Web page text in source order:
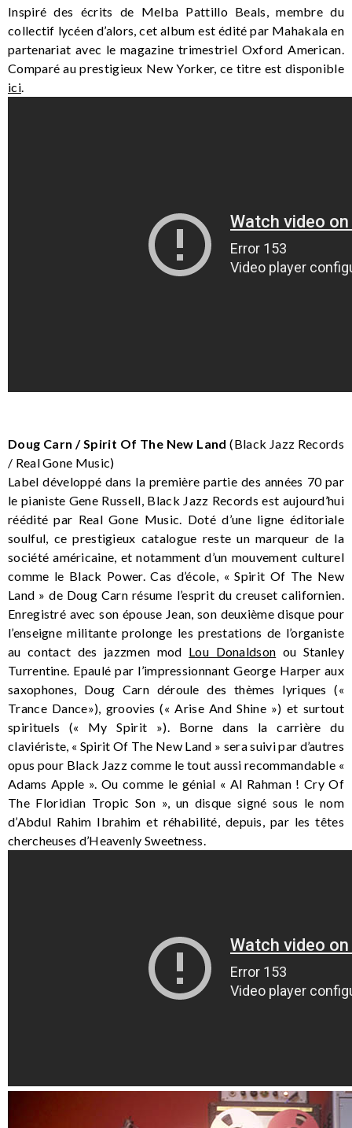
Inspiré des écrits de Melba Pattillo Beals, membre du
collectif lycéen d’alors, cet album est édité par Mahakala en
partenariat avec le magazine trimestriel Oxford American.
Comparé au prestigieux New Yorker, ce titre est disponible
ici.
Doug Carn / Spirit Of The New Land (Black Jazz Records
/ Real Gone Music)
Label développé dans la première partie des années 70 par
le pianiste Gene Russell, Black Jazz Records est aujourd’hui
réédité par Real Gone Music. Doté d’une ligne éditoriale
soulful, ce prestigieux catalogue reste un marqueur de la
société américaine, et notamment d’un mouvement culturel
comme le Black Power. Cas d’école, « Spirit Of The New
Land » de Doug Carn résume l’esprit du creuset californien.
Enregistré avec son épouse Jean, son deuxième disque pour
l’enseigne militante prolonge les prestations de l’organiste
au contact des jazzmen mod Lou Donaldson ou Stanley
Turrentine. Epaulé par l’impressionnant George Harper aux
saxophones, Doug Carn déroule des thèmes lyriques («
Trance Dance»), groovies (« Arise And Shine ») et surtout
spirituels (« My Spirit »). Borne dans la carrière du
claviériste, « Spirit Of The New Land » sera suivi par d’autres
opus pour Black Jazz comme le tout aussi recommandable «
Adams Apple ». Ou comme le génial « Al Rahman ! Cry Of
The Floridian Tropic Son », un disque signé sous le nom
d’Abdul Rahim Ibrahim et réhabilité, depuis, par les têtes
chercheuses d’Heavenly Sweetness.